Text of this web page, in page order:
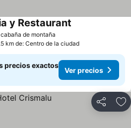
de montaña
y Restaurant
km de: Centro de la ciudad
precios exactos
Ver precios
Compartir